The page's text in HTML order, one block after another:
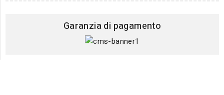
Garanzia di pagamento